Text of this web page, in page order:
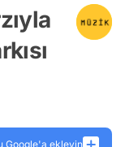
Google'a ekleyin